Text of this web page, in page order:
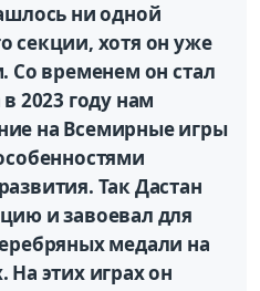
ни одной
секции, хотя он уже
Со временем он стал
2023 году нам
на Всемирные игры
Так Дастан
и завоевал для
медали на
На этих играх он